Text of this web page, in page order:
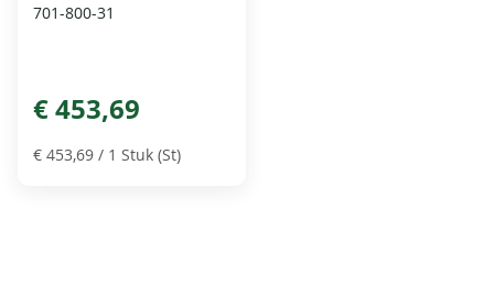
701-800-31
€ 453,69
€ 453,69 / 1 Stuk (St)